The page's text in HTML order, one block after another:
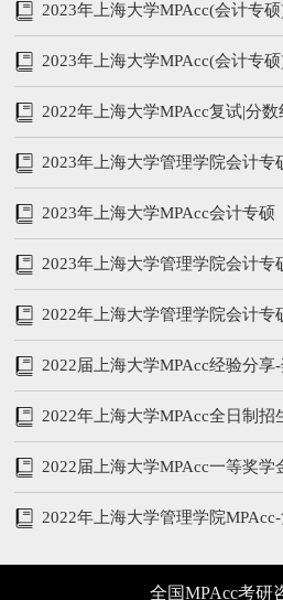
2023年上海大学MPAcc(会计专
2023年上海大学MPAcc(会计专
汇总
2022年上海大学MPAcc复试|分
复试参考书
2023年上海大学管理学院会计专
备考攻略
2023年上海大学MPAcc会计专
程
2023年上海大学管理学院会计专
析
2022年上海大学管理学院会计专
和复试内容
2022届上海大学MPAcc经验分
管综和英语
2022年上海大学MPAcc全日制招
2022届上海大学MPAcc一等奖
验分享
2022年上海大学管理学院
说明
全国MPAcc考研